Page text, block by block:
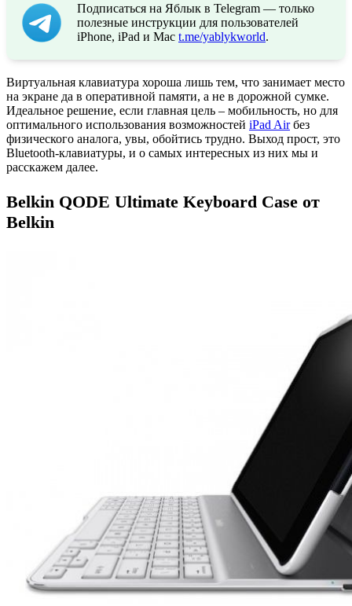
Подписаться на Яблык в Telegram — только
полезные инструкции для пользователей
iPhone, iPad и Mac t.me/yablykworld.
Виртуальная клавиатура хороша лишь тем, что занимает место
на экране да в оперативной памяти, а не в дорожной сумке.
Идеальное решение, если главная цель – мобильность, но для
оптимального использования возможностей iPad Airбез
физического аналога, увы, обойтись трудно. Выход прост, это
Bluetooth-клавиатуры, и о самых интересных из них мы и
расскажем далее.
Belkin QODE Ultimate Keyboard Case от
Belkin